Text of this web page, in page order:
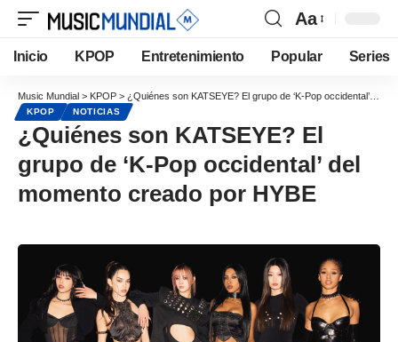
Aa
Inicio KPOP Entretenimiento Popular Series
Music Mundial > KPOP > ¿Quiénes son KATSEYE? El grupo de ‘K-Pop occidental’ del momento creado por HYBE
KPOP NOTICIAS
¿Quiénes son KATSEYE? El
grupo de ‘K-Pop occidental’ del
momento creado por HYBE